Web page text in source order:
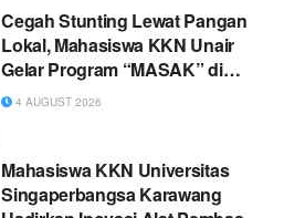
Cegah Stunting Lewat Pangan
Lokal, Mahasiswa KKN Unair
Gelar Program “MASAK” di
Desa Tunggulrejo
4 AUGUST 2026
Mahasiswa KKN Universitas
Singaperbangsa Karawang